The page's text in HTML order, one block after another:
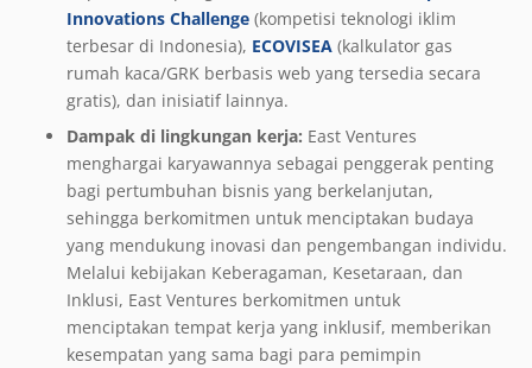
Innovations Challenge (kompetisi teknologi iklim
terbesar di Indonesia), ECOVISEA (kalkulator gas
rumah kaca/GRK berbasis web yang tersedia secara
gratis), dan inisiatif lainnya.
Dampak di lingkungan kerja: East Ventures
menghargai karyawannya sebagai penggerak penting
bagi pertumbuhan bisnis yang berkelanjutan,
sehingga berkomitmen untuk menciptakan budaya
yang mendukung inovasi dan pengembangan individu.
Melalui kebijakan Keberagaman, Kesetaraan, dan
Inklusi, East Ventures berkomitmen untuk
menciptakan tempat kerja yang inklusif, memberikan
kesempatan yang sama bagi para pemimpin